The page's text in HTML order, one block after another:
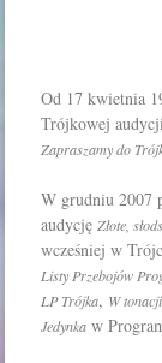
Od 17 kwietnia
Trójkowej audycji
Zapraszamy do
W grudniu 2007
audycję Złote,
wcześniej w
Listy Przebojów
LP Trójka, W
Jedynka w